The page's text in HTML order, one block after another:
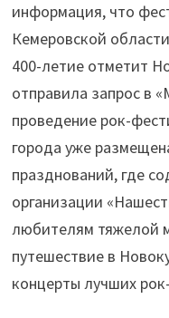
информация, что
Кемеровской
400-летие отметит
отправила запрос в
проведение рок-
города уже
празднований, где
организации
любителям тяжелой
путешествие в
концерты лучших